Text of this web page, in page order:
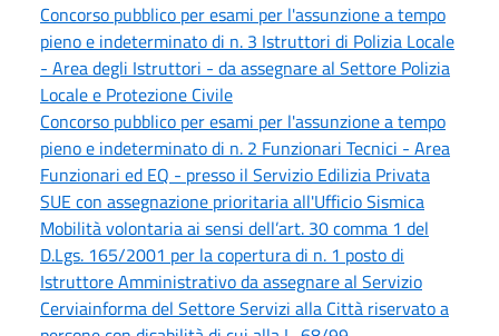
Concorso pubblico per esami per l'assunzione a tempo
pieno e indeterminato di n. 3 Istruttori di Polizia Locale
- Area degli Istruttori - da assegnare al Settore Polizia
Locale e Protezione Civile
Concorso pubblico per esami per l'assunzione a tempo
pieno e indeterminato di n. 2 Funzionari Tecnici - Area
Funzionari ed EQ - presso il Servizio Edilizia Privata
SUE con assegnazione prioritaria all'Ufficio Sismica
Mobilità volontaria ai sensi dell’art. 30 comma 1 del
D.Lgs. 165/2001 per la copertura di n. 1 posto di
Istruttore Amministrativo da assegnare al Servizio
Cerviainforma del Settore Servizi alla Città riservato a